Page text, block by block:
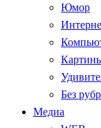
Юмор
Без
Медиа